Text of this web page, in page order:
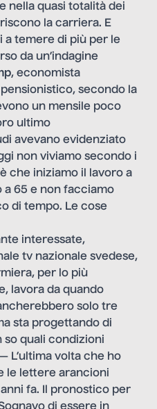
nella quasi totalità dei
la carriera. E
a temere di più per le
da un’indagine
, economista
secondo la
un mensile poco
ultimo
avevano evidenziato
non viviamo secondo i
che iniziamo il lavoro a
a 65 e non facciamo
di tempo. Le cose
interessate,
tv nazionale svedese,
per lo più
lavora da quando
solo tre
sta progettando di
quali condizioni
volta che ho
le lettere arancioni
fa. Il pronostico per
di essere in